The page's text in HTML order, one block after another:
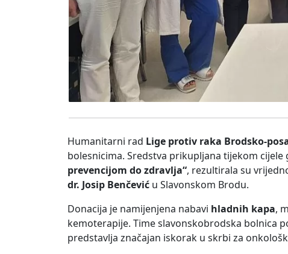
Humanitarni rad Lige protiv raka Brodsko-
bolesnicima. Sredstva prikupljana tijekom
prevencijom do zdravlja“, rezultirala su
dr. Josip Benčević u Slavonskom Brodu.
Donacija je namijenjena nabavi hladnih kapa,
kemoterapije. Time slavonskobrodska bolnica
predstavlja značajan iskorak u skrbi za